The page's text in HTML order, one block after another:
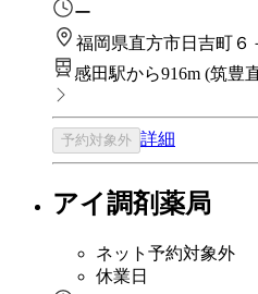
ー
福岡県直方市日吉町６
感田駅から916m (筑豊
予約対象外 詳細
アイ調剤薬局
ネット予約対象外
休業日